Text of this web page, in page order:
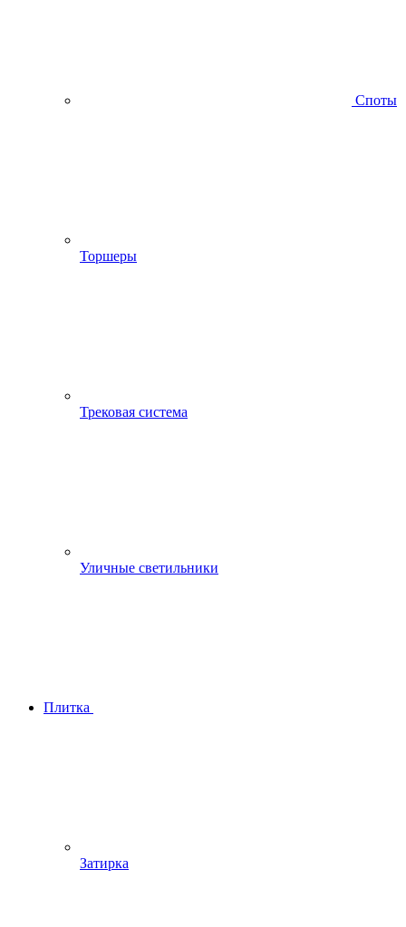
Споты
Торшеры
Трековая система
Уличные светильники
Плитка
Затирка